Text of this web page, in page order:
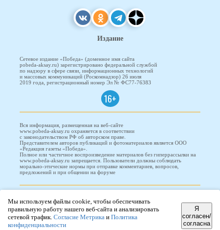
Издание
Сетевое издание «Победа» (доменное имя сайта
pobeda-aksay.ru) зарегистрировано федеральной службой
по надзору в сфере связи, информационных технологий
и массовых коммуникаций (Роскомнадзор) 26 июля
2019 года, регистрационный номер Эл № ФС77-76383
16+
Вся информация, размещенная на веб-сайте
www.pobeda-aksay.ru охраняется в соответствии
с законодательством РФ об авторском праве.
Представителем авторов публикаций и фотоматериалов является ООО
«Редакция газеты «Победа».
Полное или частичное воспроизведение материалов без гиперрассылки на
www.pobeda-aksay.ru запрещается. Пользователи должны соблюдать
морально-этические нормы при отправке комментариев, вопросов,
предложений и при общении на форуме
ООО "Проводник"
Мы используем файлы cookie, чтобы обеспечивать
правильную работу нашего веб-сайта и анализировать
сетевой трафик. Согласие Метрика и Политика
конфиденциальности
Я
согласен/
согласна